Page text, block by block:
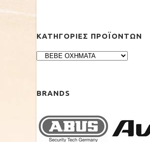
ΚΑΤΗΓΟΡΊΕΣ ΠΡΟΪΌΝΤΩΝ
BRANDS